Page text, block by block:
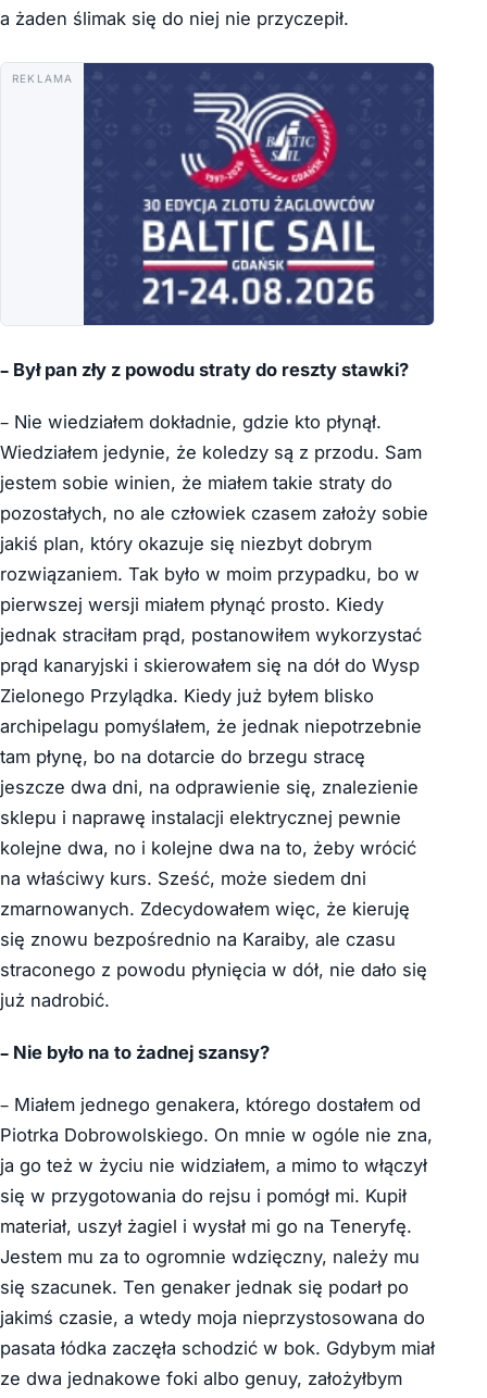
a żaden ślimak się do niej nie przyczepił.
REKLAMA
– Był pan zły z powodu straty do reszty stawki?
– Nie wiedziałem dokładnie, gdzie kto płynął.
Wiedziałem jedynie, że koledzy są z przodu. Sam
jestem sobie winien, że miałem takie straty do
pozostałych, no ale człowiek czasem założy sobie
jakiś plan, który okazuje się niezbyt dobrym
rozwiązaniem. Tak było w moim przypadku, bo w
pierwszej wersji miałem płynąć prosto. Kiedy
jednak straciłam prąd, postanowiłem wykorzystać
prąd kanaryjski i skierowałem się na dół do Wysp
Zielonego Przylądka. Kiedy już byłem blisko
archipelagu pomyślałem, że jednak niepotrzebnie
tam płynę, bo na dotarcie do brzegu stracę
jeszcze dwa dni, na odprawienie się, znalezienie
sklepu i naprawę instalacji elektrycznej pewnie
kolejne dwa, no i kolejne dwa na to, żeby wrócić
na właściwy kurs. Sześć, może siedem dni
zmarnowanych. Zdecydowałem więc, że kieruję
się znowu bezpośrednio na Karaiby, ale czasu
straconego z powodu płynięcia w dół, nie dało się
już nadrobić.
– Nie było na to żadnej szansy?
– Miałem jednego genakera, którego dostałem od
Piotrka Dobrowolskiego. On mnie w ogóle nie zna,
ja go też w życiu nie widziałem, a mimo to włączył
się w przygotowania do rejsu i pomógł mi. Kupił
materiał, uszył żagiel i wysłał mi go na Teneryfę.
Jestem mu za to ogromnie wdzięczny, należy mu
się szacunek. Ten genaker jednak się podarł po
jakimś czasie, a wtedy moja nieprzystosowana do
pasata łódka zaczęła schodzić w bok. Gdybym miał
ze dwa jednakowe foki albo genuy, założyłbym